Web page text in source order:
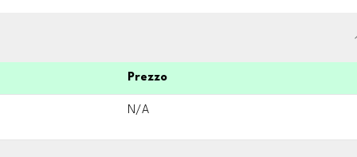
Prezzo
N/A